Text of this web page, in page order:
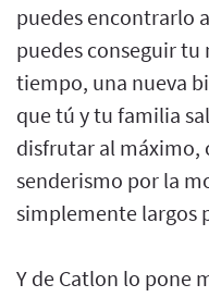
puedes encontrarlo
puedes conseguir
tiempo, una nueva
que tú y tu familia
disfrutar al máximo,
senderismo por la
simplemente largos
Y de Catlon lo pone